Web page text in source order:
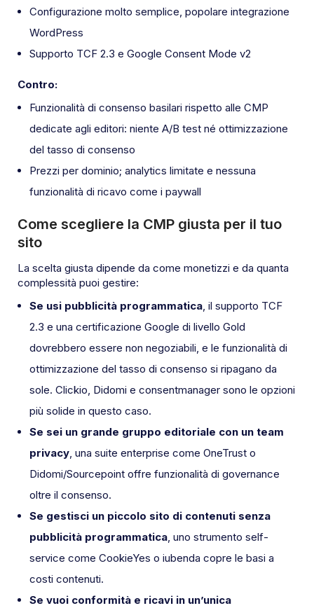
Configurazione molto semplice, popolare integrazione
WordPress
Supporto TCF 2.3 e Google Consent Mode v2
Contro:
Funzionalità di consenso basilari rispetto alle CMP
dedicate agli editori: niente A/B test né ottimizzazione
del tasso di consenso
Prezzi per dominio; analytics limitate e nessuna
funzionalità di ricavo come i paywall
Come scegliere la CMP giusta per il tuo
sito
La scelta giusta dipende da come monetizzi e da quanta
complessità puoi gestire:
Se usi pubblicità programmatica, il supporto TCF
2.3 e una certificazione Google di livello Gold
dovrebbero essere non negoziabili, e le funzionalità di
ottimizzazione del tasso di consenso si ripagano da
sole. Clickio, Didomi e consentmanager sono le opzioni
più solide in questo caso.
Se sei un grande gruppo editoriale con un team
privacy, una suite enterprise come OneTrust o
Didomi/Sourcepoint offre funzionalità di governance
oltre il consenso.
Se gestisci un piccolo sito di contenuti senza
pubblicità programmatica, uno strumento self-
service come CookieYes o iubenda copre le basi a
costi contenuti.
Se vuoi conformità e ricavi in un’unica